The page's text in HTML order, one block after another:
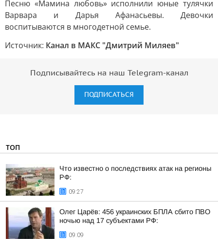
Песню «Мамина любовь» исполнили юные тулячки
Варвара и Дарья Афанасьевы. Девочки
воспитываются в многодетной семье.
Источник: Канал в МАКС "Дмитрий Миляев"
Подписывайтесь на наш Telegram-канал
ПОДПИСАТЬСЯ
ТОП
Что известно о последствиях атак на регионы
РФ:
09:27
Олег Царёв: 456 украинских БПЛА сбито ПВО
ночью над 17 субъектами РФ:
09:09